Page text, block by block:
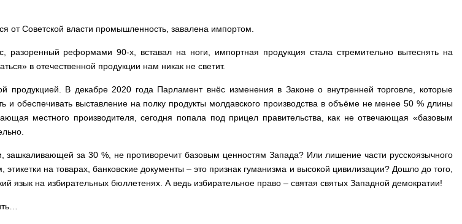
от Советской власти промышленность, завалена импортом.
реформами 90-х, вставал на ноги, импортная продукция стала стремительно вытеснять на
в отечественной продукции нам никак не светит.
продукцией. В декабре 2020 года Парламент внёс изменения в Законе о внутренней торговле, которые
и обеспечивать выставление на полку продукты молдавского производства в объёме не менее 50 % длины
местного производителя, сегодня попала под прицел правительства, как не отвечающая «базовым
за 30 %, не противоречит базовым ценностям Запада? Или лишение части русскоязычного
на товарах, банковские документы – это признак гуманизма и высокой цивилизации? Дошло до того,
язык на избирательных бюллетенях. А ведь избирательное право – святая святых Западной демократии!